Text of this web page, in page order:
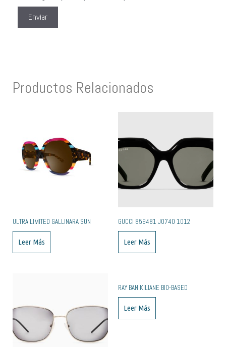
Productos Relacionados
ULTRA LIMITED GALLINARA SUN
Leer Más
GUCCI 859481 J0740 1012
Leer Más
RAY BAN KILIANE BIO-BASED
Leer Más